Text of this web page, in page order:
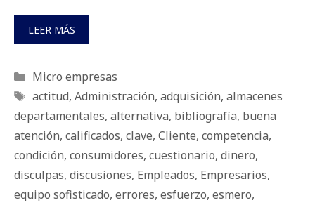
LEER MÁS
Categorías
Micro empresas
Etiquetas
actitud, Administración, adquisición, almacenes
departamentales, alternativa, bibliografía, buena
atención, calificados, clave, Cliente, competencia,
condición, consumidores, cuestionario, dinero,
disculpas, discusiones, Empleados, Empresarios,
equipo sofisticado, errores, esfuerzo, esmero,